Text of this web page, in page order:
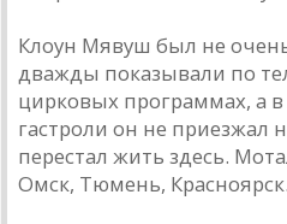
Клоун Мявуш был не
дважды показывали по
цирковых программах, а
гастроли он не приезжал
перестал жить здесь.
Омск, Тюмень, Красноярск.